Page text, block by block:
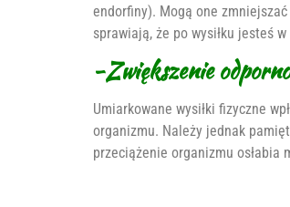
endorfiny). Mogą one
sprawiają, że po wysiłku jesteś
-Zwiększenie
Umiarkowane wysiłki fizyczne
organizmu. Należy jednak
przeciążenie organizmu osłabia